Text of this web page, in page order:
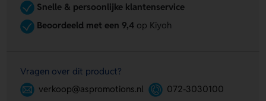
Snelle & persoonlijke klantenservice
Beoordeeld met een 9,4op Kiyoh
Vragen over dit product?
verkoop@aspromotions.nl
072-3030100